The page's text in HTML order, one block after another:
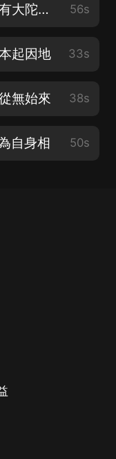
004 文殊師利菩薩-無上法王有大陀羅尼門 56s
起因地 33s
無始來 38s
自身相 50s